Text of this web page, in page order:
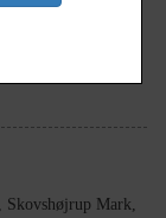
1930 - 40,
Skovshøjrup Mark,